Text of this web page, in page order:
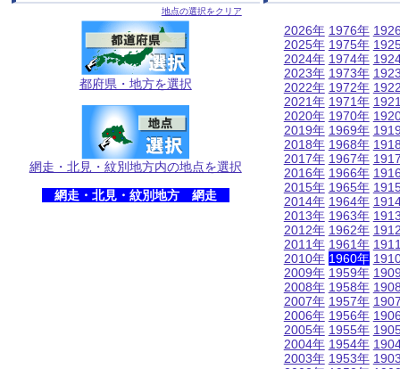
地点の選択をクリア
都府県・地方を選択
網走・北見・紋別地方内の地点を選択
網走・北見・紋別地方 網走
2026年
2025年
2024年
2023年
2022年
2021年
2020年
2019年
2018年
2017年
2016年
2015年
2014年
2013年
2012年
2011年
2010年
2009年
2008年
2007年
2006年
2005年
2004年
2003年
1976年
1975年
1974年
1973年
1972年
1971年
1970年
1969年
1968年
1967年
1966年
1965年
1964年
1963年
1962年
1961年
1960年
1959年
1958年
1957年
1956年
1955年
1954年
1953年